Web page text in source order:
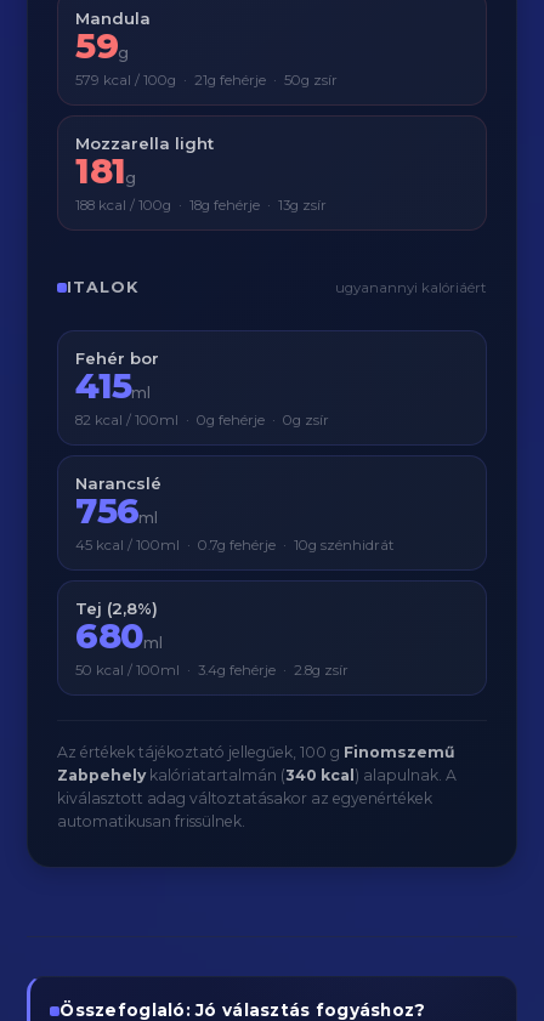
Mandula
59g
579 kcal / 100g · 21g fehérje · 50g zsír
Mozzarella light
181g
188 kcal / 100g · 18g fehérje · 13g zsír
ITALOK ugyanannyi kalóriáért
Fehér bor
415ml
82 kcal / 100ml · 0g fehérje · 0g zsír
Narancslé
756ml
45 kcal / 100ml · 0.7g fehérje · 10g szénhidrát
Tej (2,8%)
680ml
50 kcal / 100ml · 3.4g fehérje · 2.8g zsír
Az értékek tájékoztató jellegűek, 100 g Finomszemű
Zabpehelykalóriatartalmán (340 kcal ) alapulnak. A
kiválasztott adag változtatásakor az egyenértékek
automatikusan frissülnek.
Összefoglaló: Jó választás fogyáshoz?